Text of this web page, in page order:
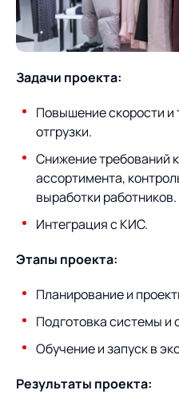
О компании
ИТ-аккредитация
Карьера
Продукты
Управление цепями
Управление складами
Управление перевозками
и транспортным парком
Интегрированное
контейнерным
терминалом
Услуги
Логистический
Автоматизация
процессов
Техническое оснащение
Постпроектное
сопровождение
Пресс-центр
Новости
Мероприятия
Проекты
Проекты
Контакты
Академия
Предложение для
учебных заведений
База знаний
Задачи проекта:
Повышение скорости и
отгрузки.
Снижение требований
ассортимента,
выработки работников.
Интеграция с КИС.
Этапы проекта:
Планирование и
Подготовка системы и
Обучение и запуск в
Результаты проекта: